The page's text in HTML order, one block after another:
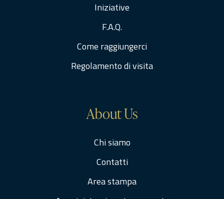
Iniziative
F.A.Q.
Come raggiungerci
Regolamento di visita
About Us
Chi siamo
Contatti
Area stampa